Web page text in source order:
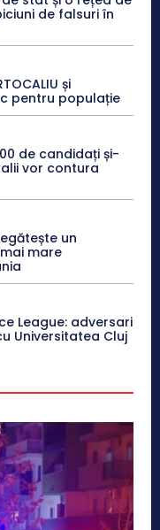
de falsuri în
și
pentru populație
de candidați și-
vor contura
un
mare
League: adversari
Universitatea Cluj